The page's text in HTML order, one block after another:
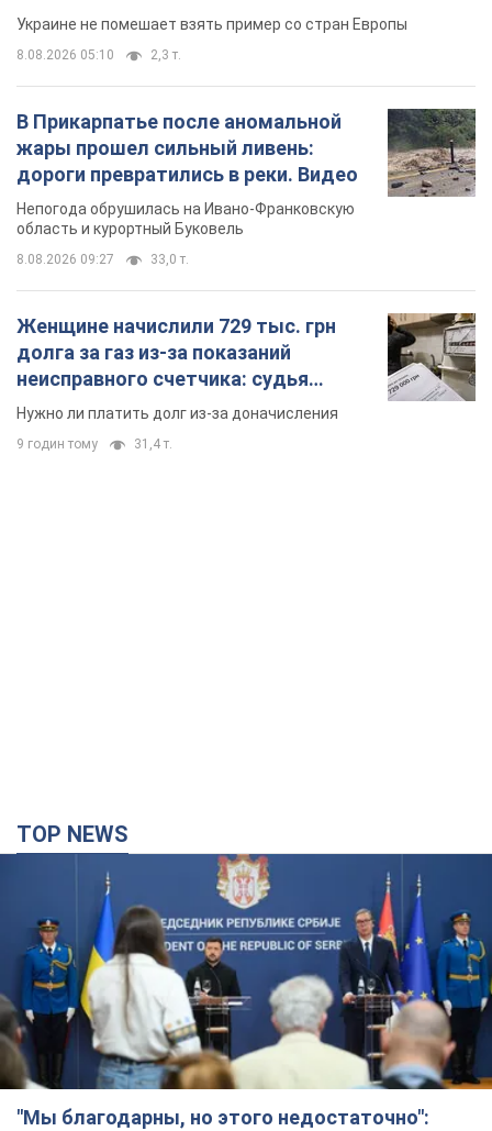
Украине не помешает взять пример со стран Европы
8.08.2026 05:10 2,3 т.
В Прикарпатье после аномальной
жары прошел сильный ливень:
дороги превратились в реки. Видео
Непогода обрушилась на Ивано-Франковскую
область и курортный Буковель
8.08.2026 09:27 33,0 т.
Женщине начислили 729 тыс. грн
долга за газ из-за показаний
неисправного счетчика: судья
вынес неожиданное решение
Нужно ли платить долг из-за доначисления
9 годин тому 31,4 т.
TOP NEWS
"Мы благодарны, но этого недостаточно":